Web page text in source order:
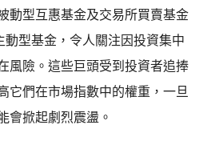
動型互惠基金及交易所買賣基金
動型基金，令人關注因投資集中
風險。這些巨頭受到投資者追捧
它們在市場指數中的權重，一旦
會掀起劇烈震盪。